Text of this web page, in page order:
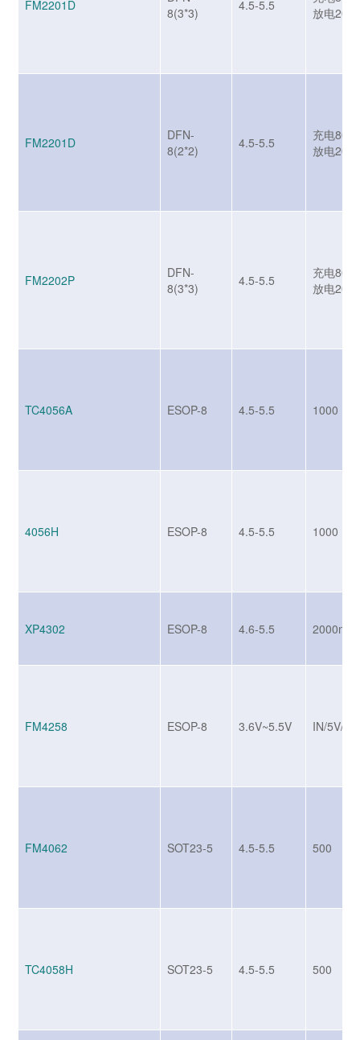
FM2201D
8(3*3)
4.5-5.5
放电
FM2201D
DFN-
8(2*2)
4.5-5.5
充电
放电
FM2202P
DFN-
8(3*3)
4.5-5.5
充电
放电
TC4056A ESOP-8 4.5-5.5 1000
4056H ESOP-8 4.5-5.5 1000
XP4302 ESOP-8 4.6-5.5 2000mA
FM4258 ESOP-8 3.6V~5.5V IN/5V/
FM4062 SOT23-5 4.5-5.5 500
TC4058H SOT23-5 4.5-5.5 500